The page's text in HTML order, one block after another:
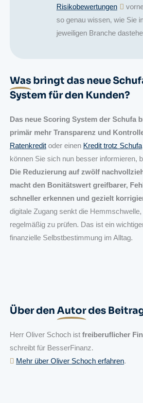
Risikobewertungen
so genau wissen, wie Sie
jeweiligen Branche
Was bringt das neue
System für den Kunden?
Das neue Scoring System der Schufa
primär mehr Transparenz und
Ratenkredit oder einen Kredit trotz Schufa
können Sie sich nun besser informieren,
Die Reduzierung auf zwölf
macht den Bonitätswert greifbarer,
schneller erkennen und gezielt
digitale Zugang senkt die Hemmschwelle,
regelmäßig zu prüfen. Das ist ein
finanzielle Selbstbestimmung im Alltag.
Über den Autordes
Herr Oliver Schoch ist freiberuflicher
schreibt für BesserFinanz.
Mehr über Oliver Schoch erfahren.